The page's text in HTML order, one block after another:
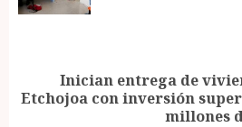
Next
Inician entrega de
Etchojoa con inversión
millones